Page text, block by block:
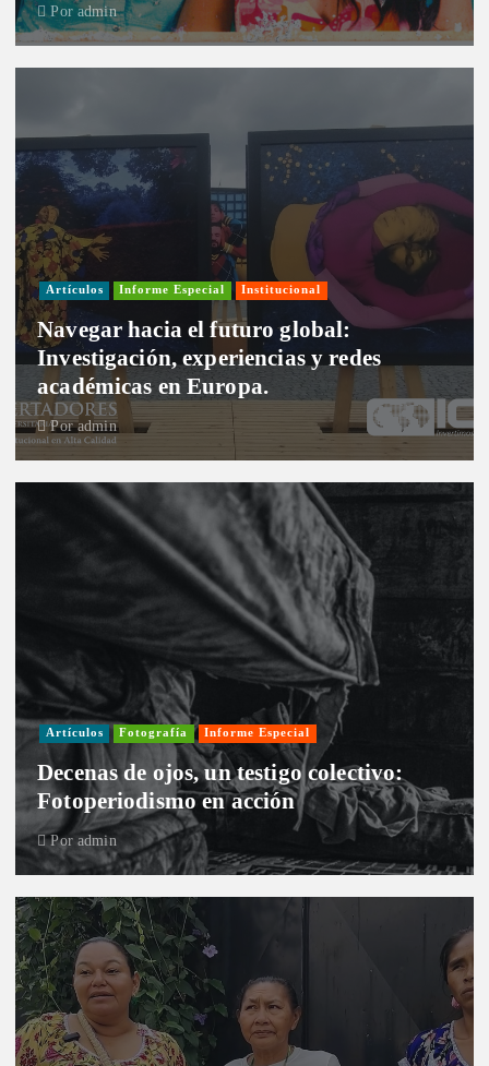
Por admin
Artículos Informe Especial Institucional
Navegar hacia el futuro global:
Investigación, experiencias y redes
académicas en Europa.
Poradmin
Artículos Fotografía Informe Especial
Decenas de ojos, un testigo colectivo:
Fotoperiodismo en acción
Por admin